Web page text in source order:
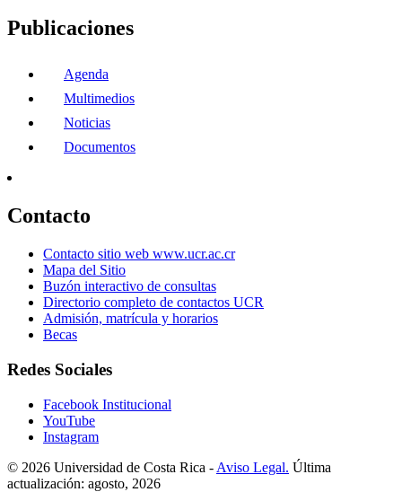
Publicaciones
Agenda
Multimedios
Noticias
Documentos
Contacto
Contacto sitio web www.ucr.ac.cr
Mapa del Sitio
Buzón interactivo de consultas
Directorio completo de contactos UCR
Admisión, matrícula y horarios
Becas
Redes Sociales
Facebook Institucional
YouTube
Instagram
© 2026 Universidad de Costa Rica - Aviso Legal. Última
actualización: agosto, 2026